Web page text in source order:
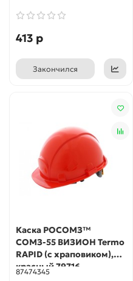
413 р
Закончился
Каска РОСОМЗ™
СОМЗ-55 ВИЗИОН Termo
RAPID (с храповиком),
красный 79716
87474345